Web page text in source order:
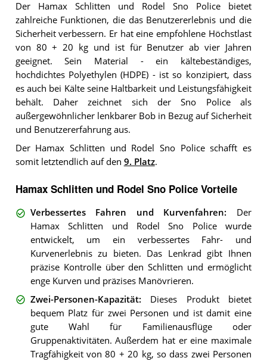
Der Hamax Schlitten und Rodel Sno Police bietet
zahlreiche Funktionen, die das Benutzererlebnis und die
Sicherheit verbessern. Er hat eine empfohlene Höchstlast
von 80 + 20 kg und ist für Benutzer ab vier Jahren
geeignet. Sein Material - ein kältebeständiges,
hochdichtes Polyethylen (HDPE) - ist so konzipiert, dass
es auch bei Kälte seine Haltbarkeit und Leistungsfähigkeit
behält. Daher zeichnet sich der Sno Police als
außergewöhnlicher lenkbarer Bob in Bezug auf Sicherheit
und Benutzererfahrung aus.
Der Hamax Schlitten und Rodel Sno Police schafft es
somit letztendlich auf den 9. Platz.
Hamax Schlitten und Rodel Sno Police Vorteile
Verbessertes Fahren und Kurvenfahren: Der
Hamax Schlitten und Rodel Sno Police wurde
entwickelt, um ein verbessertes Fahr- und
Kurvenerlebnis zu bieten. Das Lenkrad gibt Ihnen
präzise Kontrolle über den Schlitten und ermöglicht
enge Kurven und präzises Manövrieren.
Zwei-Personen-Kapazität: Dieses Produkt bietet
bequem Platz für zwei Personen und ist damit eine
gute Wahl für Familienausflüge oder
Gruppenaktivitäten. Außerdem hat er eine maximale
Tragfähigkeit von 80 + 20 kg, so dass zwei Personen